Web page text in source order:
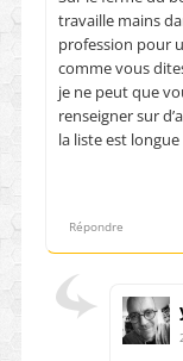
travaille mains
profession pour
comme vous
je ne peut que
renseigner sur
la liste est
Répondre